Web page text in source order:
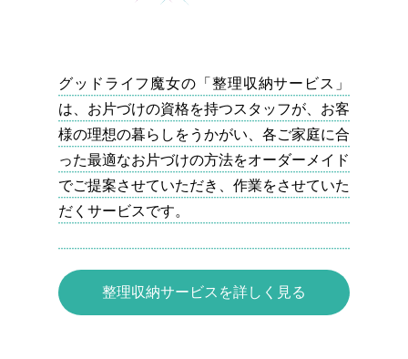
グッドライフ魔女の「整理収納サービス」
は、お片づけの資格を持つスタッフが、お客
様の理想の暮らしをうかがい、各ご家庭に合
った最適なお片づけの方法をオーダーメイド
でご提案させていただき、作業をさせていた
だくサービスです。
整理収納サービスを詳しく見る